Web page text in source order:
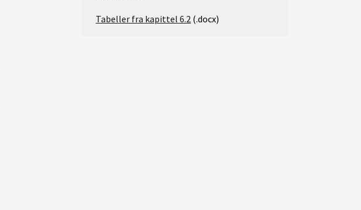
Tabeller fra kapittel 6.2 (.docx)